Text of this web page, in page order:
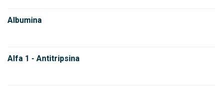
Albumina
Alfa 1 - Antitripsina